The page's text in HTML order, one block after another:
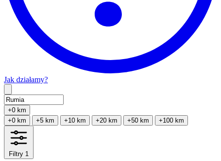
Jak działamy?
+0 km
+0 km
+5 km +10 km +20 km +50 km +100 km
Filtry 1